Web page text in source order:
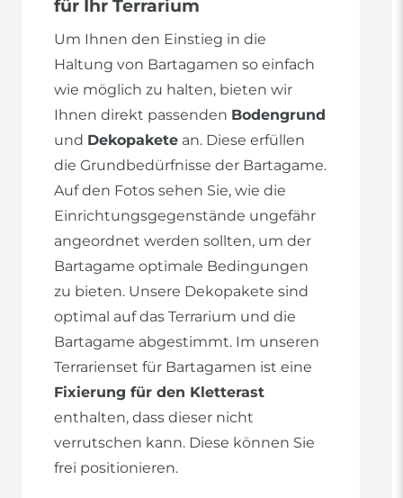
für Ihr Terrarium
Um Ihnen den Einstieg in die
Haltung von Bartagamen so einfach
wie möglich zu halten, bieten wir
Ihnen direkt passenden Bodengrund
und Dekopakete an. Diese erfüllen
die Grundbedürfnisse der Bartagame.
Auf den Fotos sehen Sie, wie die
Einrichtungsgegenstände ungefähr
angeordnet werden sollten, um der
Bartagame optimale Bedingungen
zu bieten. Unsere Dekopakete sind
optimal auf das Terrarium und die
Bartagame abgestimmt. Im unseren
Terrarienset für Bartagamen ist eine
Fixierung für den Kletterast
enthalten, dass dieser nicht
verrutschen kann. Diese können Sie
frei positionieren.